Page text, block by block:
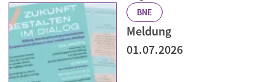
BNE
Meldung
01.07.2026